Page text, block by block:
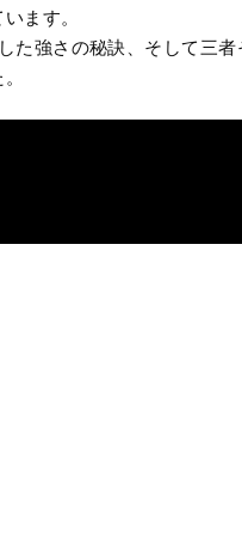
ます。
た強さの秘訣、そして三